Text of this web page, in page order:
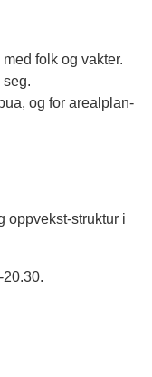
folk og vakter.
seg.
og for arealplan-
oppvekst-struktur i
20.30.